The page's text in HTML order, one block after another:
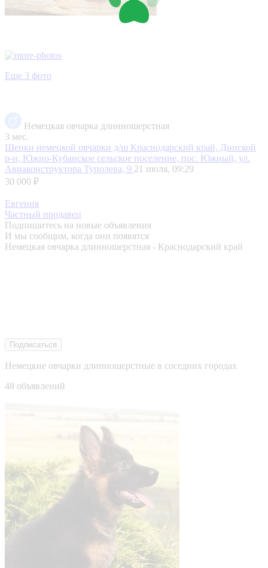
Еще 3 фото
Немецкая овчарка длинношерстная
3 мес.
Щенки немецкой овчарки д/ш Краснодарский край, Динской
р-н, Южно-Кубанское сельское поселение, пос. Южный, ул.
Авиаконструктора Туполева, 9 21 июля, 09:29
30 000 ₽
Евгения
Частный продавец
Подпишитесь на новые объявления
И мы сообщим, когда они появятся
Немецкая овчарка длинношерстная - Краснодарский край
Подписаться
Немецкие овчарки длинношерстные в соседних городах
48 объявлений